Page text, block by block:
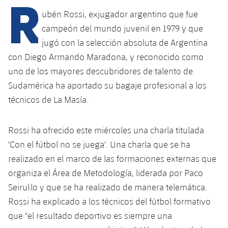
plusicon
más
Instalaciones
Spotify Camp Nou
Estadi Johan Cruyff
Barça Cafe
Ciutat Esportiva
plusicon
más
Servicios
plusicon
más
SUB13
SUB12
SUB11 A
SUB11 B
SUB10 B
SUB9 A
SUB9 B
SUB12 C
SUB11 C
Entradas
Gameday Shows
Resultados
Clasificación
Jugadores
Historia
Palmarés
Barça Atlètic
Junior
Cadete A
Cadete B
Infantil A
Infantil B
PLUSICON
MÁS
Primer Equipo
plusicon
más
Actualidad
Entradas
Resultados
Clasificaciones
Jugadores
Barça Atlètic
plusicon
más
Calendario
Resultados
Clasificaciones
Jugadores
Actualidad
Juvenil
Cadete A
Cadete B
Primer equipo
plusicon
más
Actualidad
Calendario
Barça Atlètic
plusicon
más
R ubén Rossi, exjugador argentino que fue
campeón del mundo juvenil en 1979 y que
jugó con la selección absoluta de Argentina
con Diego Armando Maradona, y reconocido como
uno de los mayores descubridores de talento de
Sudamérica ha aportado su bagaje profesional a los
técnicos de La Masía.
Rossi ha ofrecido este miércoles una charla titulada
'Con el fútbol no se juega'. Una charla que se ha
realizado en el marco de las formaciones externas que
organiza el Área de Metodología, liderada por Paco
Seirul·lo y que se ha realizado de manera telemática.
Rossi ha explicado a los técnicos del fútbol formativo
que "el resultado deportivo es siempre una